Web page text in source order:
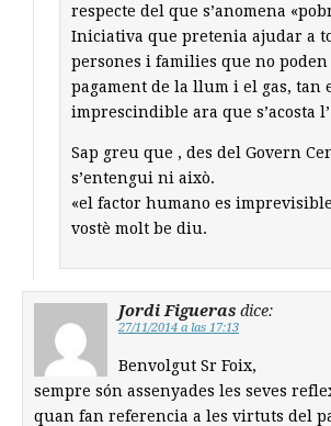
respecte del que s’anomena
Iniciativa que pretenia ajudar a
persones i families que no poden
pagament de la llum i el gas, tan
imprescindible ara que s’acosta
Sap greu que , des del Govern
s’entengui ni això.
«el factor humano es
vostè molt be diu.
Jordi Figueras dice:
27/11/2014 a las 17:13
Benvolgut Sr Foix,
sempre són assenyades les seves
quan fan referencia a les virtuts del